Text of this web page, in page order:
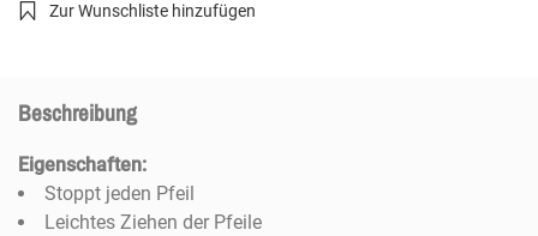
Zur Wunschliste hinzufügen
Beschreibung
Eigenschaften:
Stoppt jeden Pfeil
Leichtes Ziehen der Pfeile